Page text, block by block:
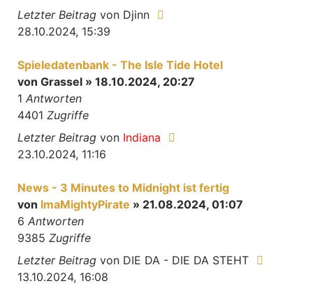
Letzter Beitrag von Djinn
28.10.2024, 15:39
Spieledatenbank - The Isle Tide Hotel
von Grassel » 18.10.2024, 20:27
1 Antworten
4401 Zugriffe
Letzter Beitrag von Indiana
23.10.2024, 11:16
News - 3 Minutes to Midnight ist fertig
von ImaMightyPirate » 21.08.2024, 01:07
6 Antworten
9385 Zugriffe
Letzter Beitrag von DIE DA - DIE DA STEHT
13.10.2024, 16:08